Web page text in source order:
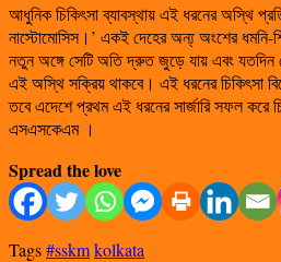
আধুনিক চিকিৎসা ব্যাবস্থায় এই ধরনের অস্থি
নাস্টোমোসিস।’ একই দেহের অন্য্ অংশের
নতুন অঙ্গে সেটি অতি দ্রুত জুড়ে যায় এবং যতদিন
এই অস্থি সক্রিয় থাকবে। এই ধরনের চিকিৎসা
তবে এদেশে প্রথম এই ধরনের সার্জারি সফল করে
এসএসকেএম ।
Spread the love
Tags#sskmkolkata